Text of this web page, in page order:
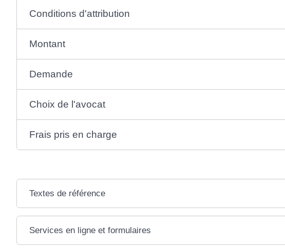
Conditions d'attribution
Montant
Demande
Choix de l'avocat
Frais pris en charge
Textes de référence
Services en ligne et formulaires